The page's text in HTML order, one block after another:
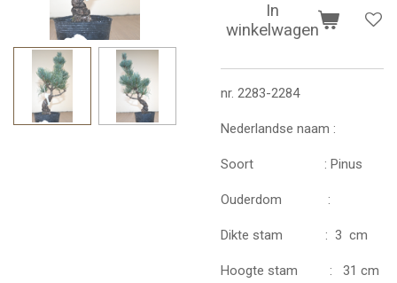
In
winkelwagen
nr. 2283-2284
Nederlandse naam :
Soort : Pinus
Ouderdom :
Dikte stam : 3 cm
Hoogte stam : 31 cm